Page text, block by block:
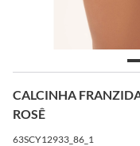
CALCINHA
ROSÊ
63SCY12933_86_1